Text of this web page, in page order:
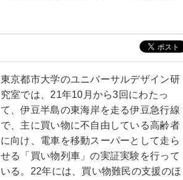
東京都市大学のユニバーサルデザイン研
究室では、21年10月から3回にわたっ
て、伊豆半島の東海岸を走る伊豆急行線
で、主に買い物に不自由している高齢者
に向け、電車を移動スーパーとして走ら
せる「買い物列車」の実証実験を行って
いる。22年には、買い物難民の支援のほ